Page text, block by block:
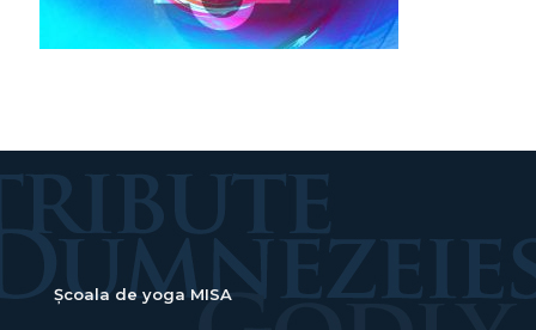
Școala de yoga MISA